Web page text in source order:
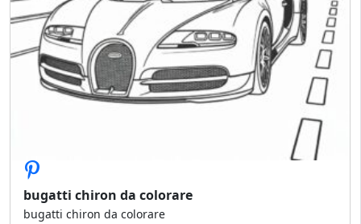
bugatti chiron da colorare
bugatti chiron da colorare